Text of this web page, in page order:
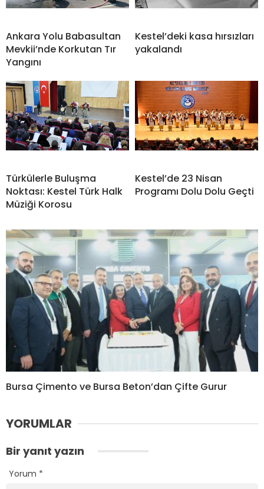
Ankara Yolu Babasultan
Mevkii’nde Korkutan Tır
Yangını
Kestel’deki kasa hırsızları
yakalandı
Türkülerle Buluşma
Noktası: Kestel Türk Halk
Müziği Korosu
Kestel’de 23 Nisan
Programı Dolu Dolu Geçti
Bursa Çimento ve Bursa Beton’dan Çifte Gurur
YORUMLAR
Bir yanıt yazın
Yorum *